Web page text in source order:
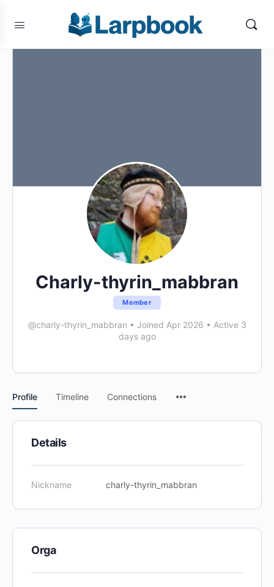
Charly-thyrin_mabbran
Member
@charly-thyrin_mabbran • Joined Apr 2026 • Active 3
days ago
Profile Timeline Connections
Details
Nickname charly-thyrin_mabbran
Orga